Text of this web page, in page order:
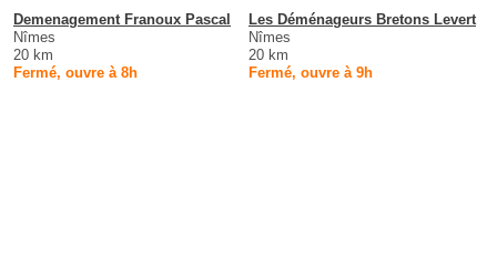
Demenagement Franoux Pascal
Nîmes
20 km
Fermé, ouvre à 8h
Les Déménageurs Bretons Levert
Nîmes
20 km
Fermé, ouvre à 9h